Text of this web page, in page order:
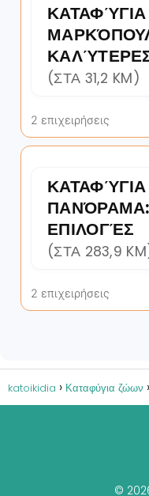
(ΣΤΑ 31,2 KM)
2 επιχειρήσεις
ΕΠΙΛΟΓΈΣ
(ΣΤΑ 283,9
2 επιχειρήσεις
katoikidia Καταφύγια ζώων
©